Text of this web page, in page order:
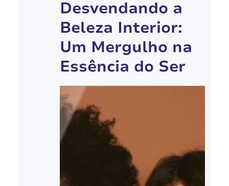
Desvendando a
Beleza Interior:
Um Mergulho na
Essência do Ser